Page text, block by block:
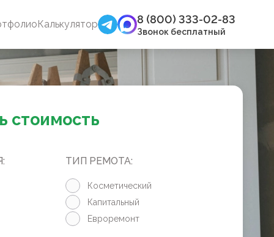
Калькулятор 8 (800) 333-02-83
Звонок бесплатный
стоимость
ТИП РЕМОТА:
Косметический
Капитальный
Евроремонт